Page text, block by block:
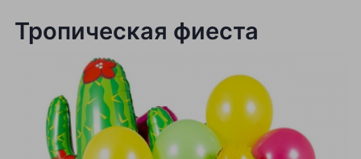
Тропическая фиеста